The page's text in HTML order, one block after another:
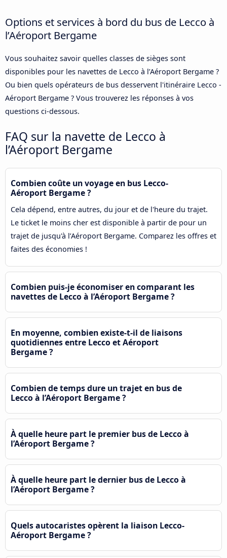
Options et services à bord du bus de Lecco à
l’Aéroport Bergame
Vous souhaitez savoir quelles classes de sièges sont
disponibles pour les navettes de Lecco à l’Aéroport Bergame ?
Ou bien quels opérateurs de bus desservent l'itinéraire Lecco -
Aéroport Bergame ? Vous trouverez les réponses à vos
questions ci-dessous.
FAQ sur la navette de Lecco à
l’Aéroport Bergame
Combien coûte un voyage en bus Lecco-
Aéroport Bergame ?
Cela dépend, entre autres, du jour et de l'heure du trajet.
Le ticket le moins cher est disponible à partir de pour un
trajet de jusqu'à l’Aéroport Bergame. Comparez les offres et
faites des économies !
Combien puis-je économiser en comparant les
navettes de Lecco à l’Aéroport Bergame ?
En moyenne, combien existe-t-il de liaisons
quotidiennes entre Lecco et Aéroport
Bergame ?
Combien de temps dure un trajet en bus de
Lecco à l’Aéroport Bergame ?
À quelle heure part le premier bus de Lecco à
l’Aéroport Bergame ?
À quelle heure part le dernier bus de Lecco à
l’Aéroport Bergame ?
Quels autocaristes opèrent la liaison Lecco-
Aéroport Bergame ?